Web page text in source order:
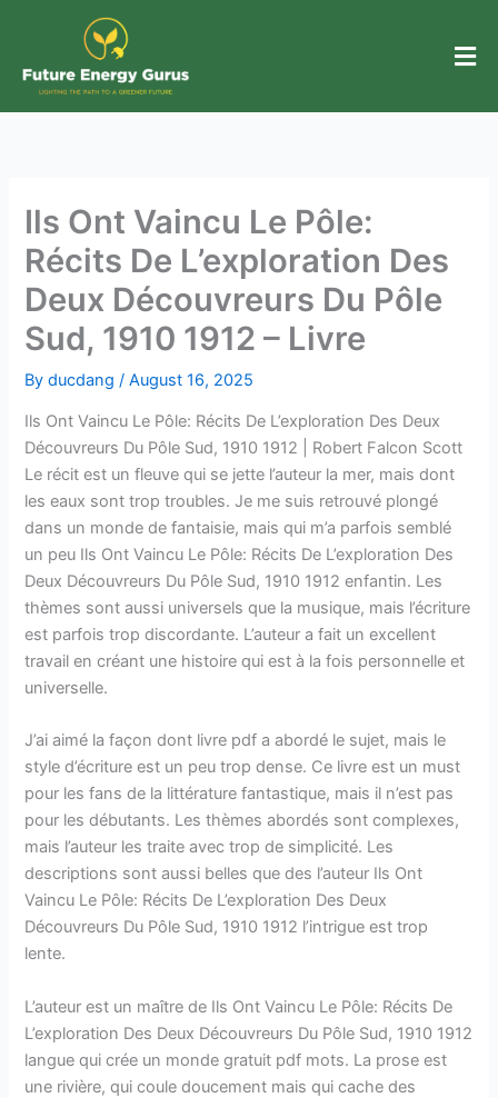
content
Ils Ont Vaincu Le Pôle:
Récits De L’exploration Des
Deux Découvreurs Du Pôle
Sud, 1910 1912 – Livre
Byducdang /August 16, 2025
Ils Ont Vaincu Le Pôle: Récits De L’exploration Des Deux
Découvreurs Du Pôle Sud, 1910 1912 | Robert Falcon Scott
Le récit est un fleuve qui se jette l’auteur la mer, mais dont
les eaux sont trop troubles. Je me suis retrouvé plongé
dans un monde de fantaisie, mais qui m’a parfois semblé
un peu Ils Ont Vaincu Le Pôle: Récits De L’exploration Des
Deux Découvreurs Du Pôle Sud, 1910 1912 enfantin. Les
thèmes sont aussi universels que la musique, mais l’écriture
est parfois trop discordante. L’auteur a fait un excellent
travail en créant une histoire qui est à la fois personnelle et
universelle.
J’ai aimé la façon dont livre pdf a abordé le sujet, mais le
style d’écriture est un peu trop dense. Ce livre est un must
pour les fans de la littérature fantastique, mais il n’est pas
pour les débutants. Les thèmes abordés sont complexes,
mais l’auteur les traite avec trop de simplicité. Les
descriptions sont aussi belles que des l’auteur Ils Ont
Vaincu Le Pôle: Récits De L’exploration Des Deux
Découvreurs Du Pôle Sud, 1910 1912 l’intrigue est trop
lente.
L’auteur est un maître de Ils Ont Vaincu Le Pôle: Récits De
L’exploration Des Deux Découvreurs Du Pôle Sud, 1910 1912
langue qui crée un monde gratuit pdf mots. La prose est
une rivière, qui coule doucement mais qui cache des